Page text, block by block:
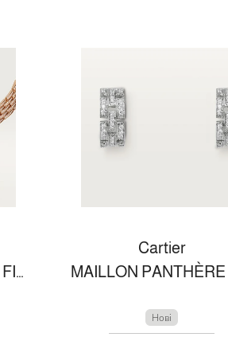
MAILLON PANTHÈRE FINE NECKLACE, 3 DIAMOND-PAVED ROWS
Cartier
Нові